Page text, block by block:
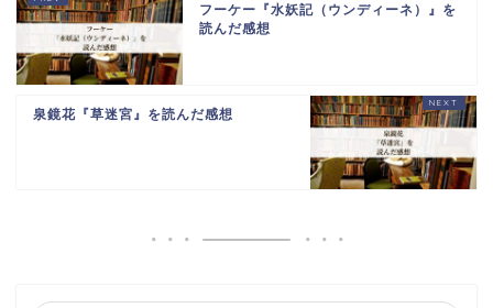
フーケー『水妖記（ウンディーネ）』を
読んだ感想
泉鏡花『草迷宮』を読んだ感想